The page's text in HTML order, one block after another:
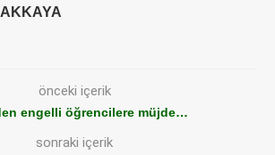
önceki içerik
engelli öğrencilere müjde…
sonraki içerik